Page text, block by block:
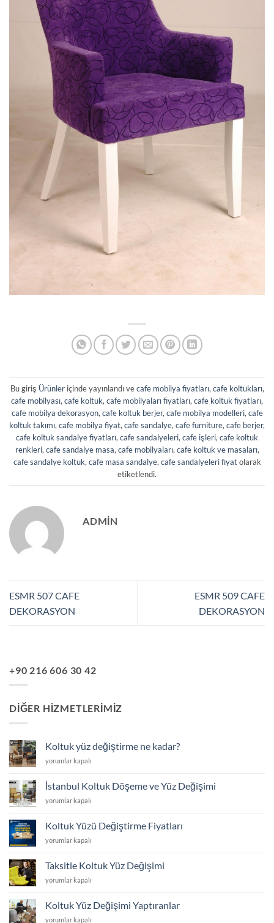
Bu giriş Ürünleriçinde yayınlandı vecafe mobilya fiyatları, cafe koltukları,
cafe mobilyası, cafe koltuk, cafe mobilyaları fiyatları, cafe koltuk fiyatları,
cafe mobilya dekorasyon, cafe koltuk berjer, cafe mobilya modelleri, cafe
koltuk takımı, cafe mobilya fiyat, cafe sandalye, cafe furniture, cafe berjer,
cafe koltuk sandalye fiyatları, cafe sandalyeleri, cafe işleri, cafe koltuk
renkleri, cafe sandalye masa, cafe mobilyaları, cafe koltuk ve masaları,
cafe sandalye koltuk, cafe masa sandalye, cafe sandalyeleri fiyatolarak
etiketlendi.
ADMIN
ESMR 507 CAFE
DEKORASYON
ESMR 509 CAFE
DEKORASYON
+90 216 606 30 42
DIĞER HIZMETLERIMIZ
Koltuk yüz değiştirme ne kadar?
Koltuk
değiştirme
ne
kadar?
yorumlar kapalı
İstanbul Koltuk Döşeme ve Yüz Değişimi
İstanbul
ve
Yüz
için
yorumlar kapalı
Koltuk Yüzü Değiştirme Fiyatları
Koltuk
Fiyatları
için
yorumlar kapalı
Taksitle Koltuk Yüz Değişimi
Taksitle
Değişimi
için
yorumlar kapalı
Koltuk Yüz Değişimi Yaptıranlar
Koltuk
yorumlar kapalı